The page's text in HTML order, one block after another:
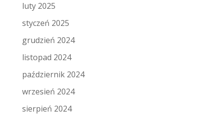
luty 2025
styczeń 2025
grudzień 2024
listopad 2024
październik 2024
wrzesień 2024
sierpień 2024